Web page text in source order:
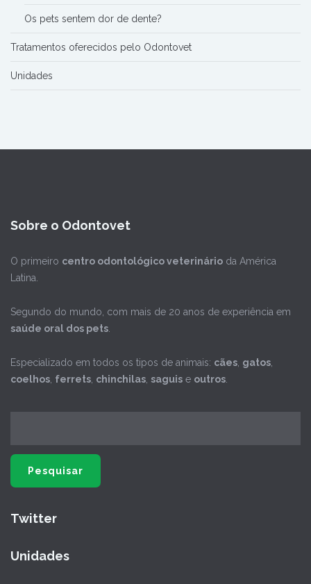
Os pets sentem dor de dente?
Tratamentos oferecidos pelo Odontovet
Unidades
Sobre o Odontovet
O primeiro centro odontológico veterinário da América
Latina.
Segundo do mundo, com mais de 20 anos de experiência em
saúde oral dos pets.
Especializado em todos os tipos de animais: cães, gatos,
coelhos, ferrets, chinchilas, saguis e outros.
Twitter
Unidades